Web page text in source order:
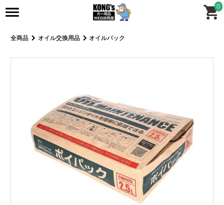
0
全商品 オイル交換用品 オイルパック